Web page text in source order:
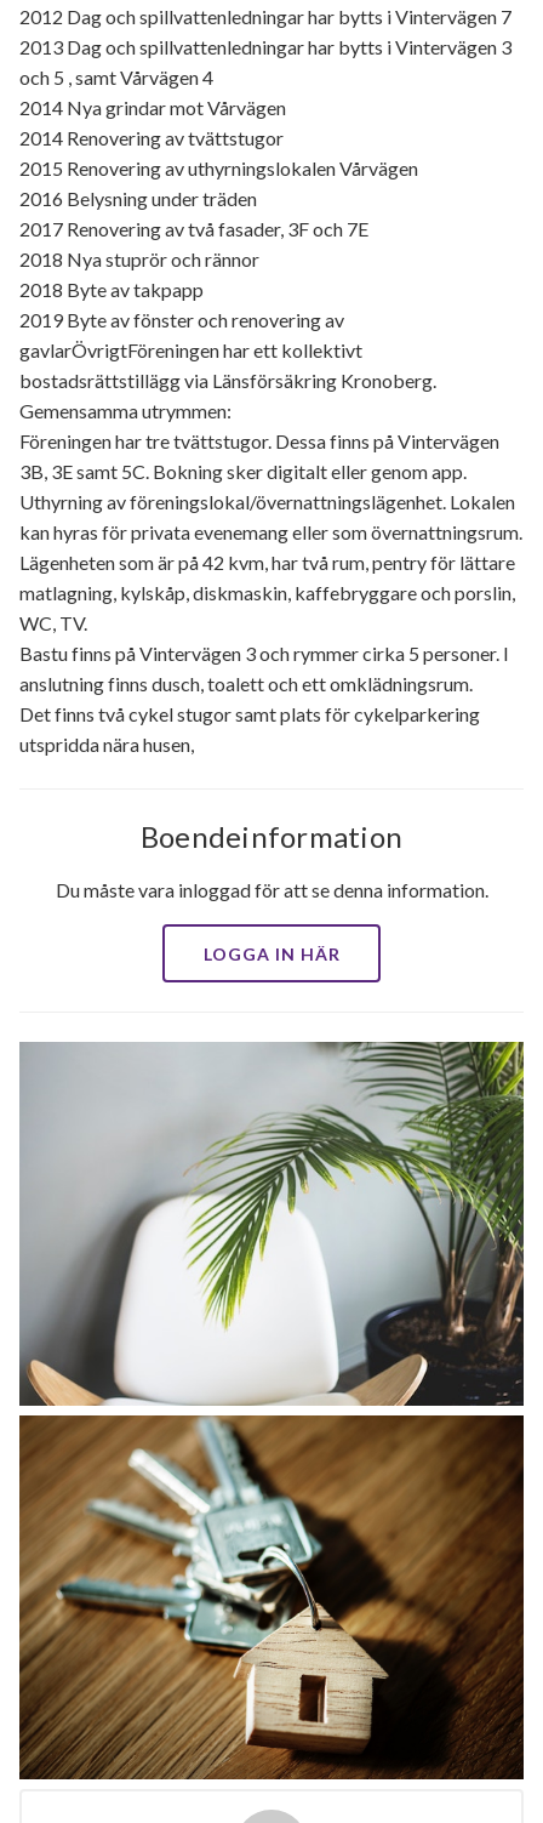
2012 Dag och spillvattenledningar har bytts i Vintervägen 7
2013 Dag och spillvattenledningar har bytts i Vintervägen 3
och 5 , samt Vårvägen 4
2014 Nya grindar mot Vårvägen
2014 Renovering av tvättstugor
2015 Renovering av uthyrningslokalen Vårvägen
2016 Belysning under träden
2017 Renovering av två fasader, 3F och 7E
2018 Nya stuprör och rännor
2018 Byte av takpapp
2019 Byte av fönster och renovering av
gavlarÖvrigtFöreningen har ett kollektivt
bostadsrättstillägg via Länsförsäkring Kronoberg.
Gemensamma utrymmen:
Föreningen har tre tvättstugor. Dessa finns på Vintervägen
3B, 3E samt 5C. Bokning sker digitalt eller genom app.
Uthyrning av föreningslokal/övernattningslägenhet. Lokalen
kan hyras för privata evenemang eller som övernattningsrum.
Lägenheten som är på 42 kvm, har två rum, pentry för lättare
matlagning, kylskåp, diskmaskin, kaffebryggare och porslin,
WC, TV.
Bastu finns på Vintervägen 3 och rymmer cirka 5 personer. I
anslutning finns dusch, toalett och ett omklädningsrum.
Det finns två cykel stugor samt plats för cykelparkering
utspridda nära husen,
Boendeinformation
Du måste vara inloggad för att se denna information.
LOGGA IN HÄR